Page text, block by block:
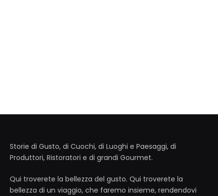
Storie di Gusto, di Cuochi, di Luoghi e Paesaggi, di
Produttori, Ristoratori e di grandi Gourmet.
Qui troverete la bellezza del gusto. Qui troverete la
bellezza di un viaggio, che faremo insieme, rendendovi